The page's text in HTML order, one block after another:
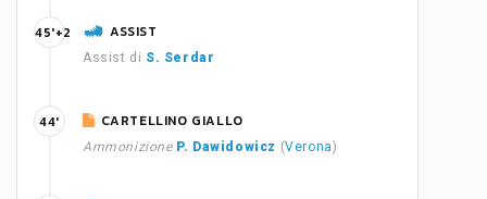
ASSIST
Assist di S. Serdar
45'+2
CARTELLINO GIALLO
Ammonizione P. Dawidowicz (Verona)
44'